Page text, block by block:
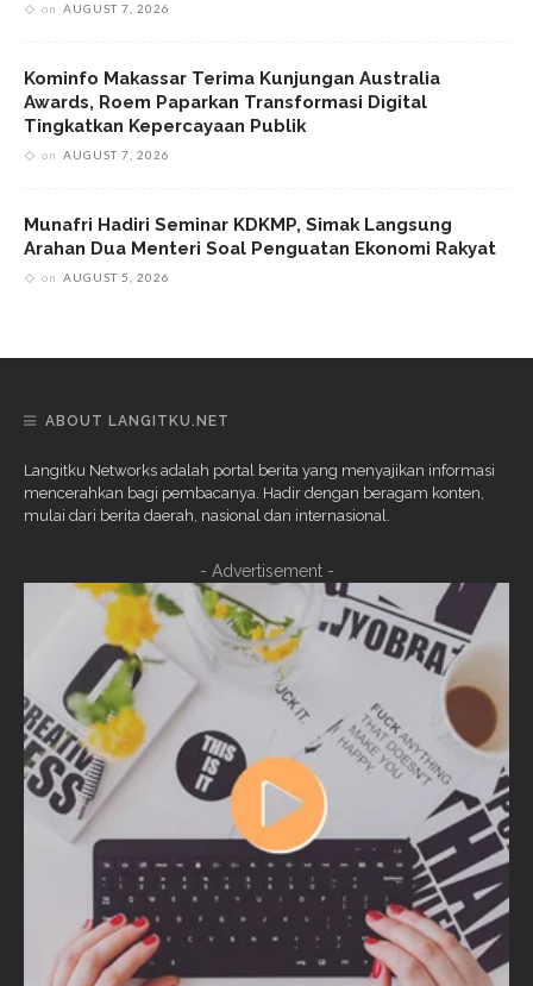
on AUGUST 7, 2026
Kominfo Makassar Terima Kunjungan Australia
Awards, Roem Paparkan Transformasi Digital
Tingkatkan Kepercayaan Publik
on AUGUST 7, 2026
Munafri Hadiri Seminar KDKMP, Simak Langsung
Arahan Dua Menteri Soal Penguatan Ekonomi Rakyat
on AUGUST 5, 2026
ABOUT LANGITKU.NET
Langitku Networks adalah portal berita yang menyajikan informasi
mencerahkan bagi pembacanya. Hadir dengan beragam konten,
mulai dari berita daerah, nasional dan internasional.
- Advertisement -